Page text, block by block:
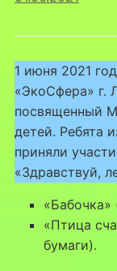
1 июня 2021
«ЭкоСфера» г.
посвященный
детей. Ребята
приняли
«Здравствуй,
«Бабочка»
«Птица
бумаги).